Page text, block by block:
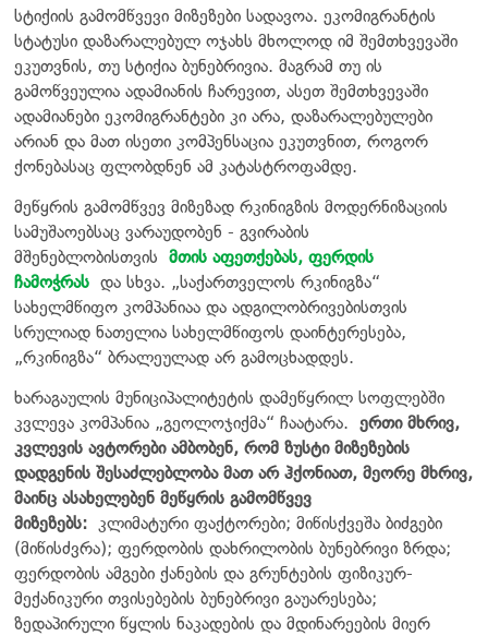
სტიქიის გამომწვევი მიზეზები სადავოა. ეკომიგრანტის
სტატუსი დაზარალებულ ოჯახს მხოლოდ იმ შემთხვევაში
ეკუთვნის, თუ სტიქია ბუნებრივია. მაგრამ თუ ის
გამოწვეულია ადამიანის ჩარევით, ასეთ შემთხვევაში
ადამიანები ეკომიგრანტები კი არა, დაზარალებულები
არიან და მათ ისეთი კომპენსაცია ეკუთვნით, როგორ
ქონებასაც ფლობდნენ ამ კატასტროფამდე.
მეწყრის გამომწვევ მიზეზად რკინიგზის მოდერნიზაციის
სამუშაოებსაც ვარაუდობენ - გვირაბის
მშენებლობისთვის მთის აფეთქებას, ფერდის
ჩამოჭრას და სხვა. „საქართველოს რკინიგზა“
სახელმწიფო კომპანიაა და ადგილობრივებისთვის
სრულიად ნათელია სახელმწიფოს დაინტერესება,
„რკინიგზა“ ბრალეულად არ გამოცხადდეს.
ხარაგაულის მუნიციპალიტეტის დამეწყრილ სოფლებში
კვლევა კომპანია „გეოლოჯიქმა“ ჩაატარა. ერთი მხრივ,
კვლევის ავტორები ამბობენ, რომ ზუსტი მიზეზების
დადგენის შესაძლებლობა მათ არ ჰქონიათ, მეორე მხრივ,
მაინც ასახელებენ მეწყრის გამომწვევ
მიზეზებს: კლიმატური ფაქტორები; მიწისქვეშა ბიძგები
(მიწისძვრა); ფერდობის დახრილობის ბუნებრივი ზრდა;
ფერდობის ამგები ქანების და გრუნტების ფიზიკურ-
მექანიკური თვისებების ბუნებრივი გაუარესება;
ზედაპირული წყლის ნაკადების და მდინარეების მიერ